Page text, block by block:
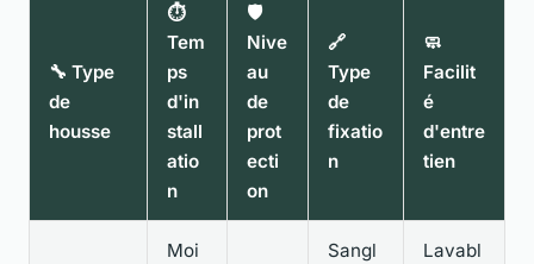
🔧 Type
de
housse
⏱️
Tem
ps
d'in
stall
atio
n
🛡️
Nive
au
de
prot
ecti
on
🔗
Type
de
fixatio
n
🧼
Facilit
é
d'entre
tien
Moi
Sangl
Lavabl